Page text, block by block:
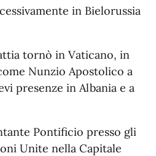
in Bielorussia
tornò in Vaticano, in
Nunzio Apostolico a
presenze in Albania e a
Pontificio presso gli
Unite nella Capitale